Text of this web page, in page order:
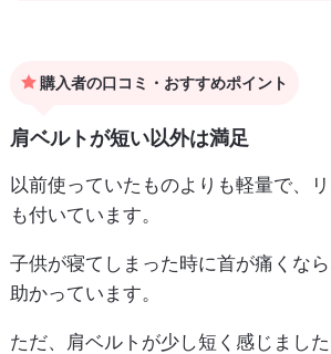
購入者の口コミ・おすすめポイント
肩ベルトが短い以外は満足
以前使っていたものよりも軽量で、
も付いています。
子供が寝てしまった時に首が痛くな
助かっています。
ただ、肩ベルトが少し短く感じました